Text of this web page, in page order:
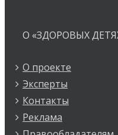
О «ЗДОРОВЫХ
О проекте
Эксперты
Контакты
Реклама